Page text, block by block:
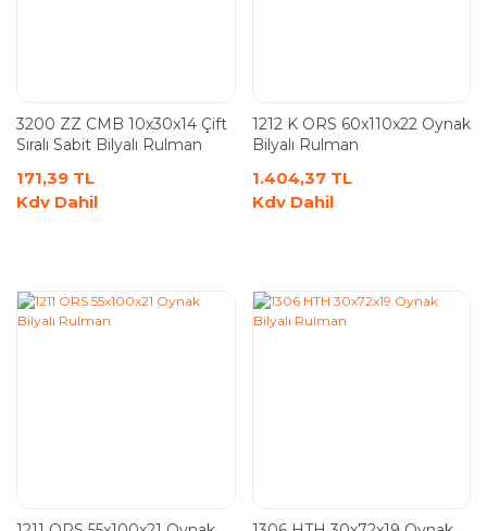
3200 ZZ CMB 10x30x14 Çift
Sıralı Sabit Bilyalı Rulman
171,39 TL
Kdv Dahil
1212 K ORS 60x110x22 Oynak
Bilyalı Rulman
1.404,37 TL
Kdv Dahil